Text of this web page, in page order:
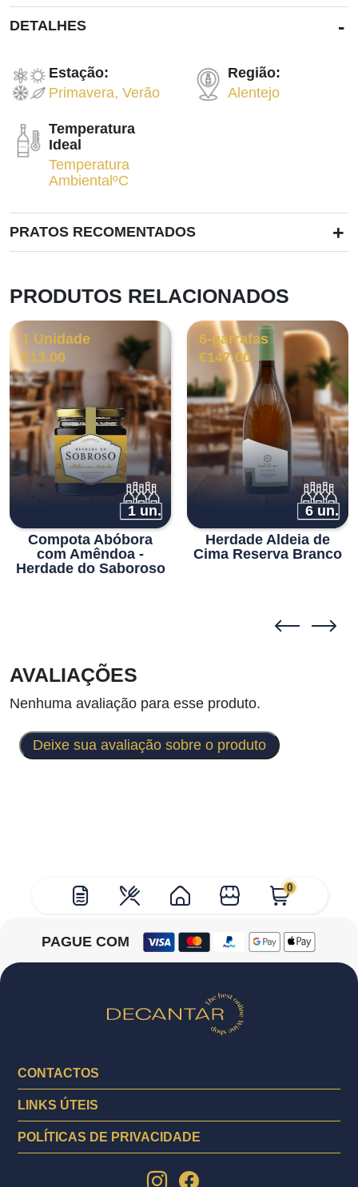
0
DETALHES -
Estação:
Primavera,Verão
Região:
Alentejo
Temperatura
Ideal
Temperatura
AmbientalºC
PRATOS RECOMENTADOS +
PRODUTOS RELACIONADOS
1 Unidade
€13.00
1 un.
Compota Abóbora
com Amêndoa -
Herdade do Saboroso
6-garrafas
€147.00
6 un.
Herdade Aldeia de
Cima Reserva Branco
AVALIAÇÕES
Nenhuma avaliação para esse produto.
Deixe sua avaliação sobre o produto
PAGUE COM
CONTACTOS
LINKS ÚTEIS
POLÍTICAS DE PRIVACIDADE